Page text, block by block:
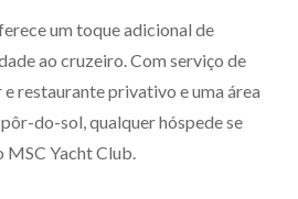
um toque adicional de
ao cruzeiro. Com serviço de
restaurante privativo e uma área
do-sol, qualquer hóspede se
Yacht Club.